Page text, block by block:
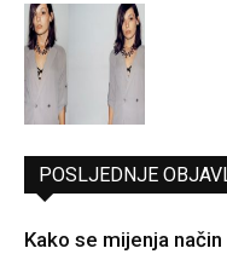
POSLJEDNJE
Kako se mijenja